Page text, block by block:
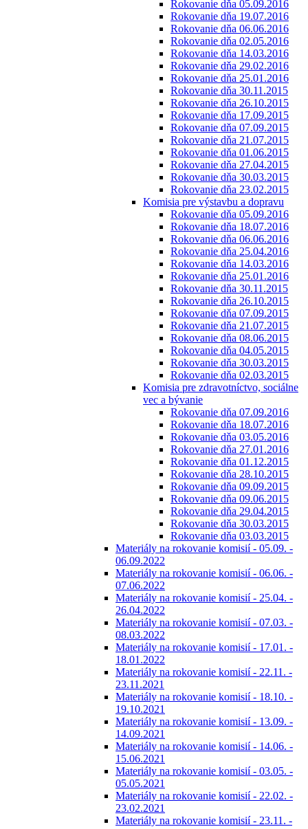
Rokovanie dňa 05.09.2016
Rokovanie dňa 19.07.2016
Rokovanie dňa 06.06.2016
Rokovanie dňa 02.05.2016
Rokovanie dňa 14.03.2016
Rokovanie dňa 29.02.2016
Rokovanie dňa 25.01.2016
Rokovanie dňa 30.11.2015
Rokovanie dňa 26.10.2015
Rokovanie dňa 17.09.2015
Rokovanie dňa 07.09.2015
Rokovanie dňa 21.07.2015
Rokovanie dňa 01.06.2015
Rokovanie dňa 27.04.2015
Rokovanie dňa 30.03.2015
Rokovanie dňa 23.02.2015
Komisia pre výstavbu a dopravu
Rokovanie dňa 05.09.2016
Rokovanie dňa 18.07.2016
Rokovanie dňa 06.06.2016
Rokovanie dňa 25.04.2016
Rokovanie dňa 14.03.2016
Rokovanie dňa 25.01.2016
Rokovanie dňa 30.11.2015
Rokovanie dňa 26.10.2015
Rokovanie dňa 07.09.2015
Rokovanie dňa 21.07.2015
Rokovanie dňa 08.06.2015
Rokovanie dňa 04.05.2015
Rokovanie dňa 30.03.2015
Rokovanie dňa 02.03.2015
Komisia pre zdravotníctvo, sociálne
vec a bývanie
Rokovanie dňa 07.09.2016
Rokovanie dňa 18.07.2016
Rokovanie dňa 03.05.2016
Rokovanie dňa 27.01.2016
Rokovanie dňa 01.12.2015
Rokovanie dňa 28.10.2015
Rokovanie dňa 09.09.2015
Rokovanie dňa 09.06.2015
Rokovanie dňa 29.04.2015
Rokovanie dňa 30.03.2015
Rokovanie dňa 03.03.2015
Materiály na rokovanie komisií - 05.09. -
06.09.2022
Materiály na rokovanie komisií - 06.06. -
07.06.2022
Materiály na rokovanie komisií - 25.04. -
26.04.2022
Materiály na rokovanie komisií - 07.03. -
08.03.2022
Materiály na rokovanie komisií - 17.01. -
18.01.2022
Materiály na rokovanie komisií - 22.11. -
23.11.2021
Materiály na rokovanie komisií - 18.10. -
19.10.2021
Materiály na rokovanie komisií - 13.09. -
14.09.2021
Materiály na rokovanie komisií - 14.06. -
15.06.2021
Materiály na rokovanie komisií - 03.05. -
05.05.2021
Materiály na rokovanie komisií - 22.02. -
23.02.2021
Materiály na rokovanie komisií - 23.11. -